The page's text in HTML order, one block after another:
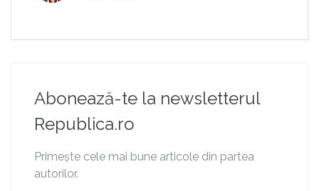
Abonează-te la newsletterul
Republica.ro
Primește cele mai bune articole din partea
autorilor.